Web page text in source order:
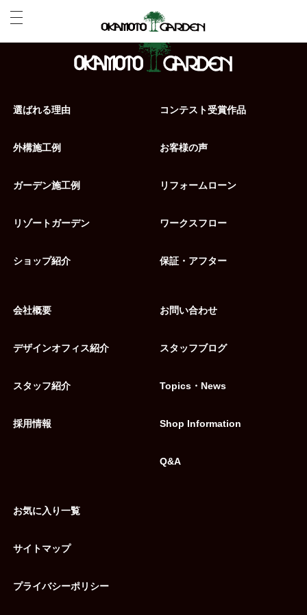
選ばれる理由
外構施工例
ガーデン施工例
リゾートガーデン
ショップ紹介
コンテスト受賞作品
お客様の声
リフォームローン
ワークスフロー
保証・アフター
会社概要
デザインオフィス紹介
スタッフ紹介
採用情報
お問い合わせ
スタッフブログ
Topics・News
Shop Information
Q&A
お気に入り一覧
サイトマップ
プライバシーポリシー